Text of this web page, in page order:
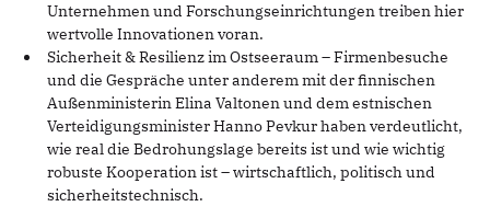
Unternehmen und Forschungseinrichtungen treiben hier
wertvolle Innovationen voran.
Sicherheit & Resilienz im Ostseeraum – Firmenbesuche
und die Gespräche unter anderem mit der finnischen
Außenministerin Elina Valtonen und dem estnischen
Verteidigungsminister Hanno Pevkur haben verdeutlicht,
wie real die Bedrohungslage bereits ist und wie wichtig
robuste Kooperation ist – wirtschaftlich, politisch und
sicherheitstechnisch.